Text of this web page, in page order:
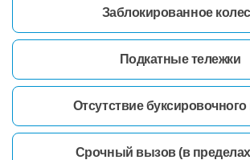
Заблокированное
Подкатные тележки
Отсутствие
Срочный вызов (в пределах